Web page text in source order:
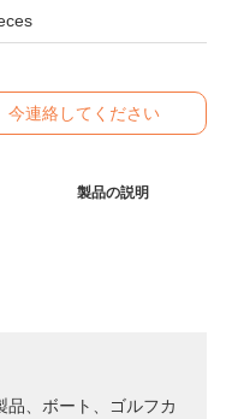
今連絡してください
製品の説明
品、ボート、ゴルフカ